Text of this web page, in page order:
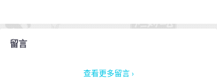
留言
查看更多留言 ›